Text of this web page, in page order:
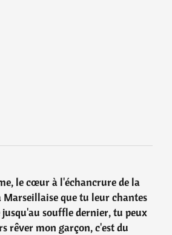
le cœur à l'échancrure de la
Marseillaise que tu leur chantes
jusqu'au souffle dernier, tu peux
rêver mon garçon, c'est du